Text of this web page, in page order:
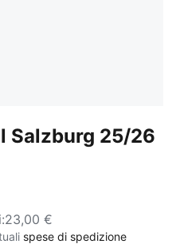
Salzburg 25/26
:23,00 €
spese di spedizione